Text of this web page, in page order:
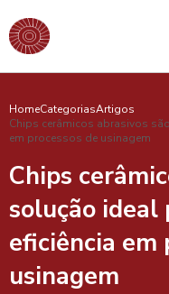
HomeCategoriasArtigos
Chips cerâmicos abrasivos
em processos de usinagem
Chips
solução ideal
eficiência em
usinagem